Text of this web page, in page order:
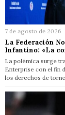
7 de agosto de 2026
La Federación
Infantino: «La
La polémica surge
Enterprise con el fin
los derechos de